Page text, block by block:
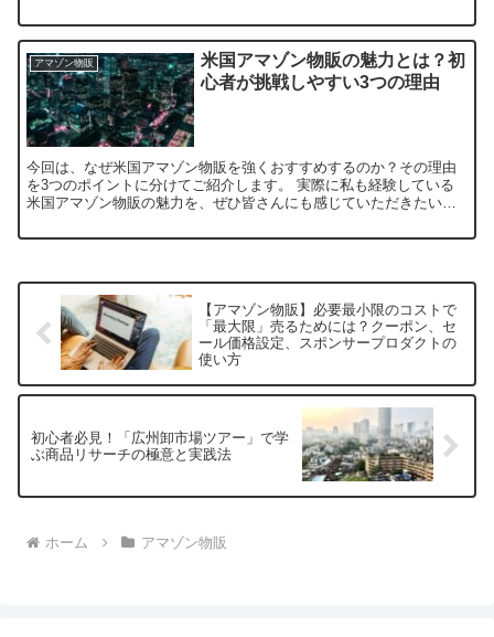
アマゾン物販
米国アマゾン物販の魅力とは？初
心者が挑戦しやすい3つの理由
今回は、なぜ米国アマゾン物販を強くおすすめするのか？その理由
を3つのポイントに分けてご紹介します。 実際に私も経験している
米国アマゾン物販の魅力を、ぜひ皆さんにも感じていただきたいと
【アマゾン物販】必要最小限のコストで
「最大限」売るためには？クーポン、セ
ール価格設定、スポンサープロダクトの
使い方
初心者必見！「広州卸市場ツアー」で学
ぶ商品リサーチの極意と実践法
ホーム アマゾン物販